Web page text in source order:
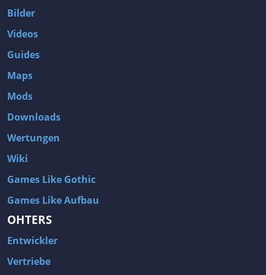
Bilder
Videos
Guides
Maps
Mods
Downloads
Wertungen
Wiki
Games Like Gothic
Games Like Aufbau
OHTERS
Entwickler
Vertriebe